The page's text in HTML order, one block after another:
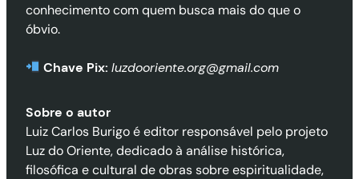
conhecimento com quem busca mais do que o
óbvio.
Chave Pix: luzdooriente.org@gmail.com
Sobre o autor
Luiz Carlos Burigo é editor responsável pelo projeto
Luz do Oriente, dedicado à análise histórica,
filosófica e cultural de obras sobre espiritualidade,